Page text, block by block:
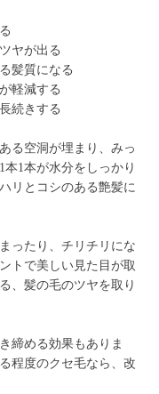
ヤが出る
髪質になる
軽減する
続きする
る空洞が埋まり、みっ
1本が水分をしっかり
リとコシのある艶髪に
ったり、チリチリにな
トで美しい見た目が取
、髪の毛のツヤを取り
締める効果もありま
程度のクセ毛なら、改